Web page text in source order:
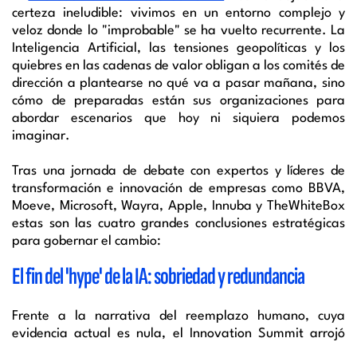
certeza ineludible: vivimos en un entorno complejo y
veloz donde lo "improbable" se ha vuelto recurrente. La
Inteligencia Artificial, las tensiones geopolíticas y los
quiebres en las cadenas de valor obligan a los comités de
dirección a plantearse no qué va a pasar mañana, sino
cómo de preparadas están sus organizaciones para
abordar escenarios que hoy ni siquiera podemos
imaginar.
Tras una jornada de debate con expertos y líderes de
transformación e innovación de empresas como BBVA,
Moeve, Microsoft, Wayra, Apple, Innuba y TheWhiteBox
estas son las cuatro grandes conclusiones estratégicas
para gobernar el cambio:
El fin del 'hype' de la IA: sobriedad y redundancia
Frente a la narrativa del reemplazo humano, cuya
evidencia actual es nula, el Innovation Summit arrojó